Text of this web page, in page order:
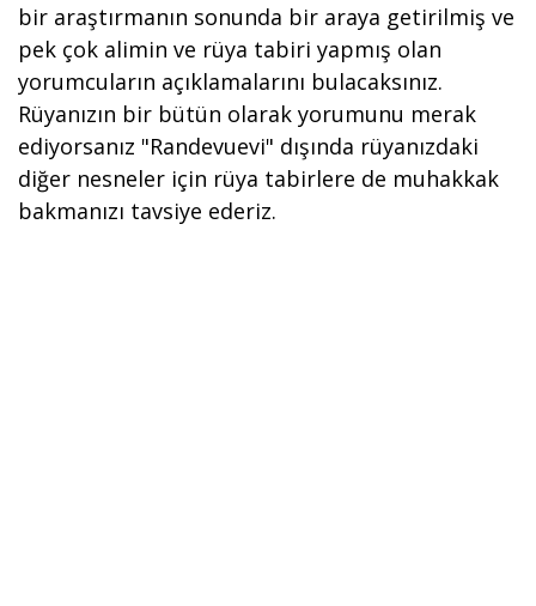
bir araştırmanın sonunda bir araya getirilmiş ve
pek çok alimin ve rüya tabiri yapmış olan
yorumcuların açıklamalarını bulacaksınız.
Rüyanızın bir bütün olarak yorumunu merak
ediyorsanız "Randevuevi" dışında rüyanızdaki
diğer nesneler için rüya tabirlere de muhakkak
bakmanızı tavsiye ederiz.